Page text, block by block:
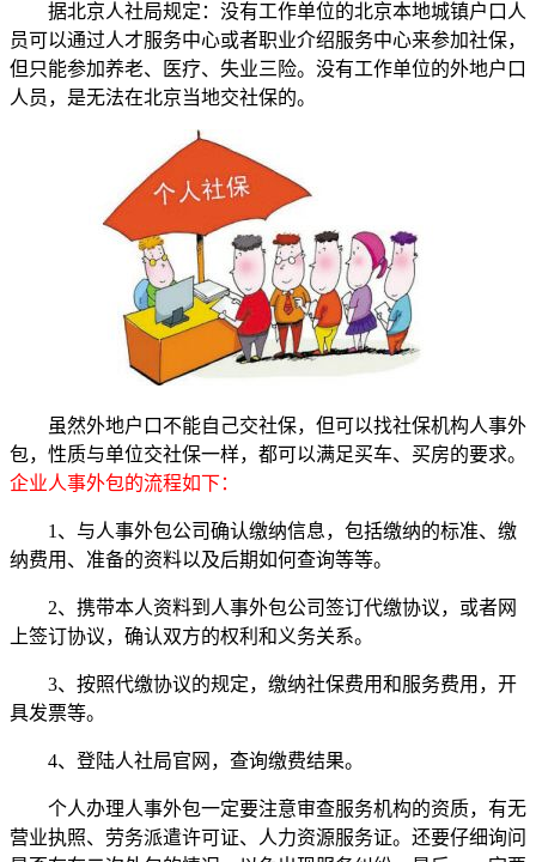
据北京人社局规定：没有工作单位的北京本地城镇户口人
员可以通过人才服务中心或者职业介绍服务中心来参加社保，
但只能参加养老、医疗、失业三险。没有工作单位的外地户口
人员，是无法在北京当地交社保的。
虽然外地户口不能自己交社保，但可以找社保机构人事外
包，性质与单位交社保一样，都可以满足买车、买房的要求。
企业人事外包的流程如下：
1、与人事外包公司确认缴纳信息，包括缴纳的标准、缴
纳费用、准备的资料以及后期如何查询等等。
2、携带本人资料到人事外包公司签订代缴协议，或者网
上签订协议，确认双方的权利和义务关系。
3、按照代缴协议的规定，缴纳社保费用和服务费用，开
具发票等。
4、登陆人社局官网，查询缴费结果。
个人办理人事外包一定要注意审查服务机构的资质，有无
营业执照、劳务派遣许可证、人力资源服务证。还要仔细询问